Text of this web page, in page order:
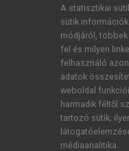
ÚJ FIÓK
1 óra díjmentes
E-MAIL-CÍM
A statisztikai
sütik
módjáról,
fel és milyen
felhasználó
adatok
weboldal
harmadik féltől
tartozó sütik;
médiaanalitika.